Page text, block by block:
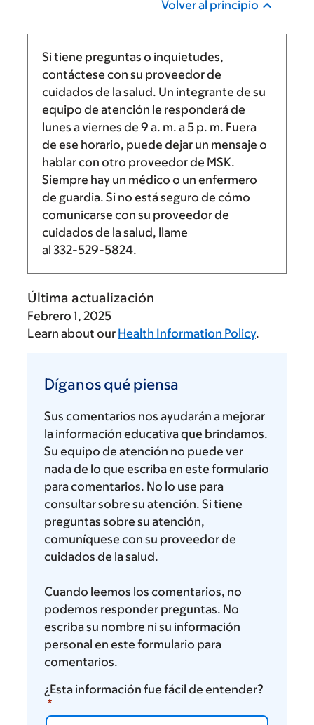
Volver al principio
Si tiene preguntas o inquietudes,
contáctese con su proveedor de
cuidados de la salud. Un integrante de su
equipo de atención le responderá de
lunes a viernes de 9 a. m. a5 p. m. Fuera
de ese horario, puede dejar un mensaje o
hablar con otro proveedor de MSK.
Siempre hay un médico o un enfermero
de guardia. Si no está seguro de cómo
comunicarse con su proveedor de
cuidados de la salud, llame
al 332-529-5824.
Última actualización
Febrero 1, 2025
Learn about our Health Information Policy.
qué
piensa
Díganos qué piensa
Sus comentarios nos ayudarán a mejorar
la información educativa que brindamos.
Su equipo de atención no puede ver
nada de lo que escriba en este formulario
para comentarios. No lo use para
consultar sobre su atención. Si tiene
preguntas sobre su atención,
comuníquese con su proveedor de
cuidados de la salud.
Cuando leemos los comentarios, no
podemos responder preguntas. No
escriba su nombre ni su información
personal en este formulario para
comentarios.
¿Esta información fue fácil de entender?